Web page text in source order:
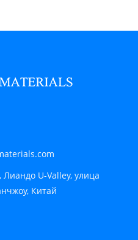
Лиандо U-Valley, улица
Китай